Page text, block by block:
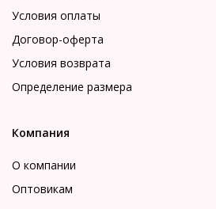
Условия оплаты
Договор-оферта
Условия возврата
Определение размера
Компания
О компании
Оптовикам